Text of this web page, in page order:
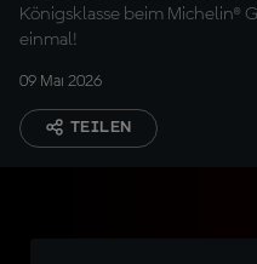
Königsklasse beim Michelin®
einmal!
09 Mai 2026
TEILEN